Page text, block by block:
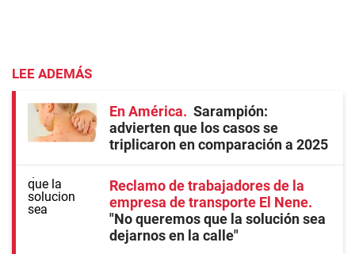
LEE ADEMÁS
En América
Sarampión:
advierten que los casos se
triplicaron en comparación a 2025
Reclamo de trabajadores de la
empresa de transporte El Nene
"No queremos que la solución sea
dejarnos en la calle"